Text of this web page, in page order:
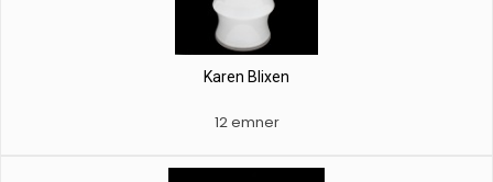
Karen Blixen
12 emner